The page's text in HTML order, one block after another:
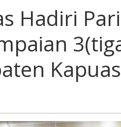
Hadiri
Paripurna
1
Tentang
Penyampaian
3(tiga)
Hadiri
Kapuas